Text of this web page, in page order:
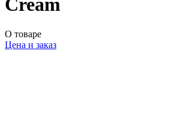
Cream
О товаре
Цена и заказ